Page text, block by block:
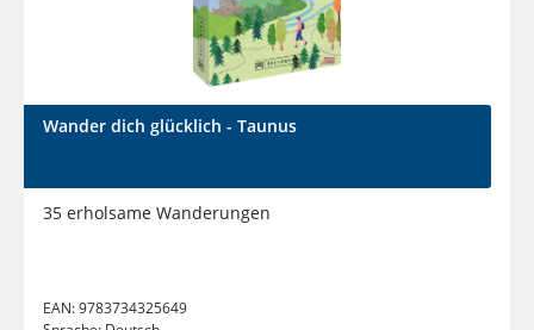
Wander dich glücklich - Taunus
35 erholsame Wanderungen
EAN:9783734325649